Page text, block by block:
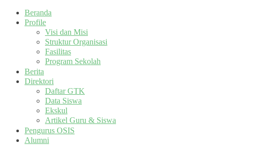
Beranda
Profile
Visi dan Misi
Struktur Organisasi
Fasilitas
Program Sekolah
Berita
Direktori
Daftar GTK
Data Siswa
Ekskul
Artikel Guru & Siswa
Pengurus OSIS
Alumni